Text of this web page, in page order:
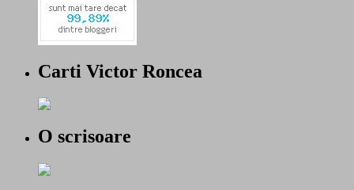
Carti Victor Roncea
O scrisoare